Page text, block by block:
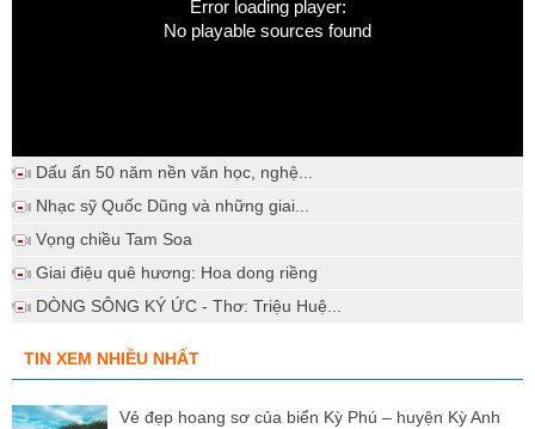
Error loading player:
No playable sources found
Dấu ấn 50 năm nền văn học, nghệ...
Nhạc sỹ Quốc Dũng và những giai...
Vọng chiều Tam Soa
Giai điệu quê hương: Hoa dong riềng
DÒNG SÔNG KÝ ỨC - Thơ: Triệu Huệ...
TIN XEM NHIỀU NHẤT
Vẻ đẹp hoang sơ của biển Kỳ Phú – huyện Kỳ Anh